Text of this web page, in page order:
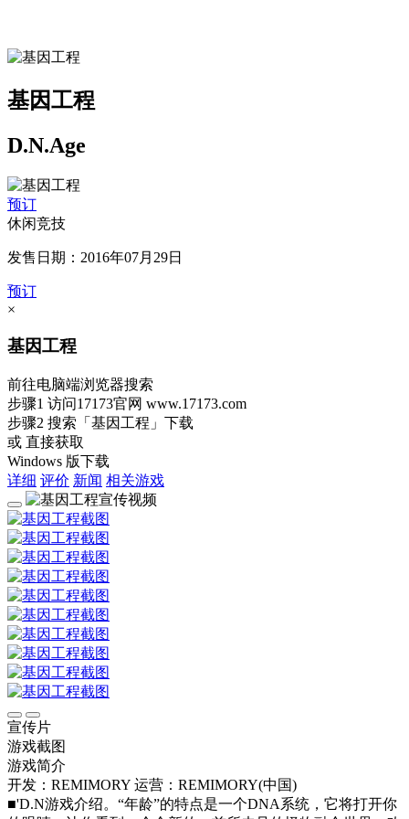
基因工程
D.N.Age
预订
休闲竞技
发售日期：2016年07月29日
预订
×
基因工程
前往电脑端浏览器搜索
步骤1 访问17173官网 www.17173.com
步骤2 搜索 「基因工程」 下载
或 直接获取
Windows 版下载
详细 评价 新闻 相关游戏
宣传片
游戏截图
游戏简介
开发：REMIMORY 运营：REMIMORY(中国)
■'D.N游戏介绍。“年龄”的特点是一个DNA系统，它将打开你